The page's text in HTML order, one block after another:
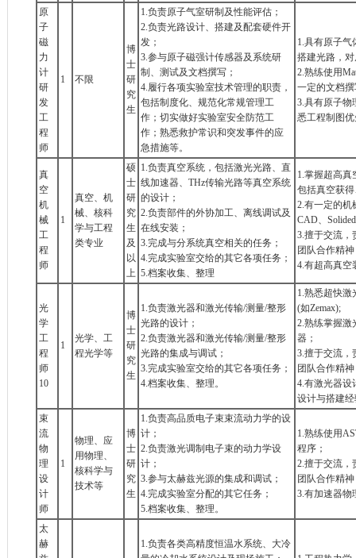
原
子
磁
力
计
研
发
工
程
师
1 不限
博
士
研
究
生
1.负责原子气室研制及性能评估；
2.负责光路设计、搭建及配套硬件开
发；
3.参与原子磁强计传感器及系统研
制、测试及文档撰写；
4.履行各项实验室技术管理的职责，
包括制度化、规范化常规管理工
作；切实做好实验室安全防范工
作；熟悉救护常识和突发事件的应
急措施等。
1.具有原子气
搭建光路，
2.熟练使用
一定的文档
3.具有原子物
悉工程制图
真
空
机
械
工
程
师
1
真空、机
械、核科
学与工程
类专业
硕
士
研
究
生
及
以
上
1.负责真空系统，包括激光光路、直
线加速器、THz传输光路等真空系统
的设计；
2.负责部件的外协加工、离线调试及
在线安装；
3.完成与分系统真空相关的任务；
4.完成实验室交给的其它各项任务；
5.档案收集、整理
1.掌握超高真
包括真空获
2.有一定的机
CAD、
3.擅于交流，
团队合作精
4.有超高真空
光
学
工
程
师
10
1
光学、工
程光学等
博
士
研
究
生
1.负责激光器和激光传输/测量/整形
光路的设计；
2.负责激光器和激光传输/测量/整形
光路的集成与调试；
3.完成实验室交给的其它各项任务；
4.档案收集、整理。
1.熟悉超快激
(如Zemax);
2.熟练掌握激
器；
3.擅于交流，
团队合作精
4.有激光器设
设计与搭建
束
流
物
理
设
计
师
1
物理、应
用物理、
核科学与
技术等
博
士
研
究
生
1.负责高品质电子束束流动力学的设
计；
2.负责激光调制电子束的动力学设
计；
3.参与太赫兹光源的集成和调试；
4.完成实验室分配的其它任务；
5.档案收集、整理。
1.熟练使用
程序；
2.擅于交流，
团队合作精
3.有加速器物
太
赫
1.负责各类高精度恒温水系统、大冷